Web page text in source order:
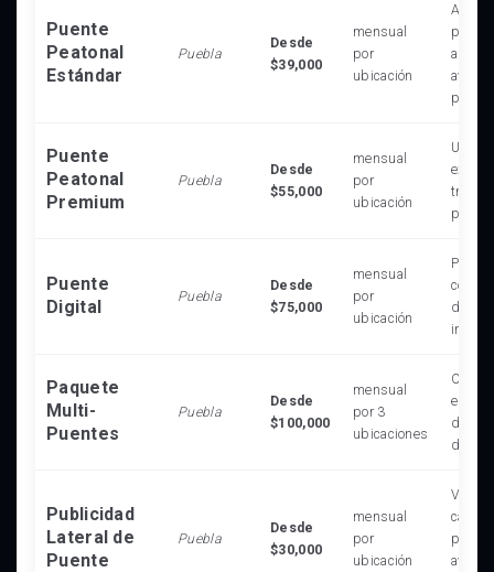
Puente
Peatonal
Estándar
Puebla
Desde
$39,000
mensual
por
ubicación
Alta
para
Puente
Peatonal
Premium
Puebla
Desde
$55,000
mensual
por
ubicación
tráfico
Puente
Digital
Puebla
Desde
$75,000
mensual
por
ubicación
Paquete
Multi-
Puentes
Puebla
Desde
$100,000
mensual
por 3
ubicaciones
de la
Publicidad
Lateral de
Puente
Puebla
Desde
$30,000
mensual
por
ubicación
calles